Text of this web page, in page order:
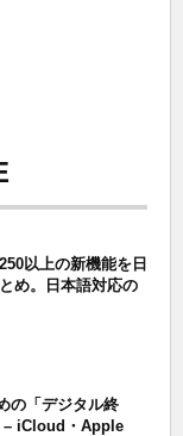
以上の新機能を日
め。日本語対応の
の「デジタル終
– iCloud・Apple